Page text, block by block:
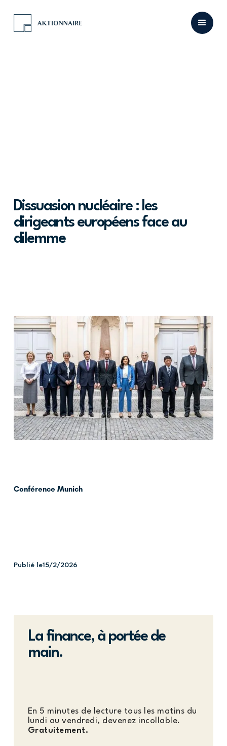
Dissuasion nucléaire : les
dirigeants européens face au
dilemme
Conférence Munich
Publié le15/2/2026
La finance, à portée de
main.
En 5 minutes de lecture tous les matins du
lundi au vendredi, devenez incollable.
Gratuitement.